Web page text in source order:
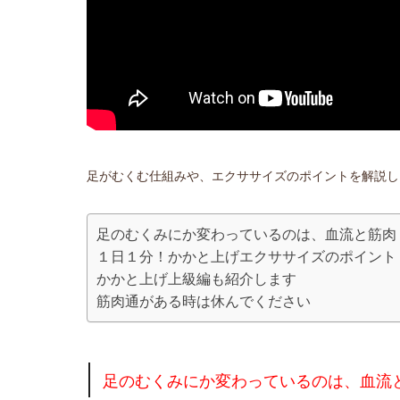
足がむくむ仕組みや、エクササイズのポイントを解説し
足のむくみにか変わっているのは、血流と筋肉
１日１分！かかと上げエクササイズのポイント
かかと上げ上級編も紹介します
筋肉通がある時は休んでください
足のむくみにか変わっているのは、血流